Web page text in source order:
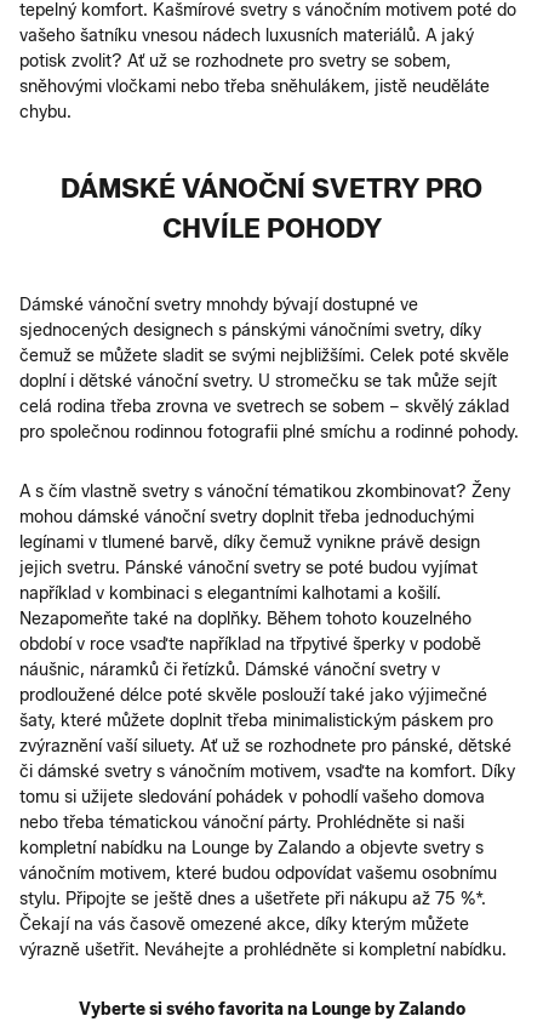
tepelný komfort. Kašmírové svetry s vánočním motivem poté do
vašeho šatníku vnesou nádech luxusních materiálů. A jaký
potisk zvolit? Ať už se rozhodnete pro svetry se sobem,
sněhovými vločkami nebo třeba sněhulákem, jistě neuděláte
chybu.
DÁMSKÉ VÁNOČNÍ SVETRY PRO
CHVÍLE POHODY
Dámské vánoční svetry mnohdy bývají dostupné ve
sjednocených designech s pánskými vánočními svetry, díky
čemuž se můžete sladit se svými nejbližšími. Celek poté skvěle
doplní i dětské vánoční svetry. U stromečku se tak může sejít
celá rodina třeba zrovna ve svetrech se sobem – skvělý základ
pro společnou rodinnou fotografii plné smíchu a rodinné pohody.
A s čím vlastně svetry s vánoční tématikou zkombinovat? Ženy
mohou dámské vánoční svetry doplnit třeba jednoduchými
legínami v tlumené barvě, díky čemuž vynikne právě design
jejich svetru. Pánské vánoční svetry se poté budou vyjímat
například v kombinaci s elegantními kalhotami a košilí.
Nezapomeňte také na doplňky. Během tohoto kouzelného
období v roce vsaďte například na třpytivé šperky v podobě
náušnic, náramků či řetízků. Dámské vánoční svetry v
prodloužené délce poté skvěle poslouží také jako výjimečné
šaty, které můžete doplnit třeba minimalistickým páskem pro
zvýraznění vaší siluety. Ať už se rozhodnete pro pánské, dětské
či dámské svetry s vánočním motivem, vsaďte na komfort. Díky
tomu si užijete sledování pohádek v pohodlí vašeho domova
nebo třeba tématickou vánoční párty. Prohlédněte si naši
kompletní nabídku na Lounge by Zalando a objevte svetry s
vánočním motivem, které budou odpovídat vašemu osobnímu
stylu. Připojte se ještě dnes a ušetřete při nákupu až 75 %*.
Čekají na vás časově omezené akce, díky kterým můžete
výrazně ušetřit. Neváhejte a prohlédněte si kompletní nabídku.
Vyberte si svého favorita na Lounge by Zalando